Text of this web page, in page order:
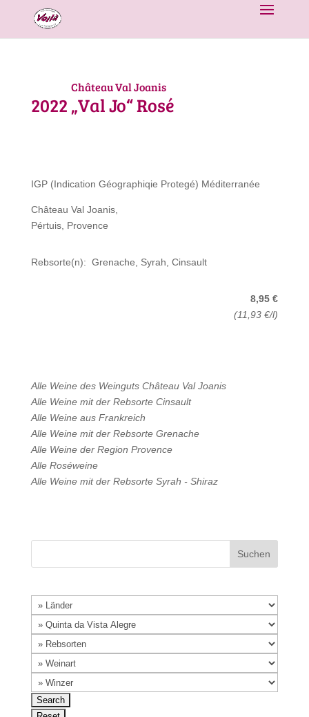
2022
Château Val Joanis
„Val Jo“ Rosé
IGP (Indication Géographiqie Protegé) Méditerranée
Château Val Joanis,
Pértuis, Provence
Rebsorte(n): Grenache, Syrah, Cinsault
8,95 €
(11,93 €/l)
Alle Weine des Weinguts Château Val Joanis
Alle Weine mit der Rebsorte Cinsault
Alle Weine aus Frankreich
Alle Weine mit der Rebsorte Grenache
Alle Weine der Region Provence
Alle Roséweine
Alle Weine mit der Rebsorte Syrah - Shiraz